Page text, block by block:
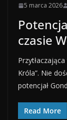
5 marca 2026
czasie
Króla”. Nie
potencjał
Read More